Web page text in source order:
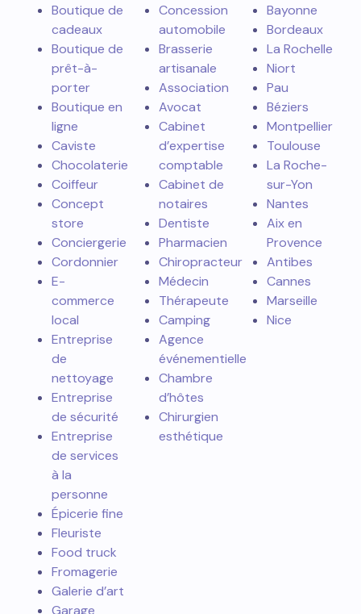
Boutique de
cadeaux
Boutique de
prêt-à-
porter
Boutique en
ligne
Caviste
Chocolaterie
Coiffeur
Concept
store
Conciergerie
Cordonnier
E-
commerce
local
Entreprise
de
nettoyage
Entreprise
de sécurité
Entreprise
de services
à la
personne
Épicerie fine
Fleuriste
Food truck
Fromagerie
Galerie d’art
Garage
Concession
automobile
Brasserie
artisanale
Association
Avocat
Cabinet
d’expertise
comptable
Cabinet de
notaires
Dentiste
Pharmacien
Chiropracteur
Médecin
Thérapeute
Camping
Agence
événementielle
Chambre
d’hôtes
Chirurgien
esthétique
Bayonne
Bordeaux
La Rochelle
Niort
Pau
Béziers
Montpellier
Toulouse
La Roche-
sur-Yon
Nantes
Aix en
Provence
Antibes
Cannes
Marseille
Nice